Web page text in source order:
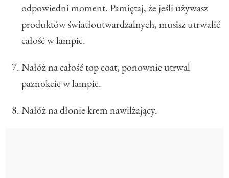
odpowiedni moment. Pamiętaj, że jeśli używasz
produktów światłoutwardzalnych, musisz utrwalić
całość w lampie.
Nałóż na całość top coat, ponownie utrwal
paznokcie w lampie.
Nałóż na dłonie krem nawilżający.